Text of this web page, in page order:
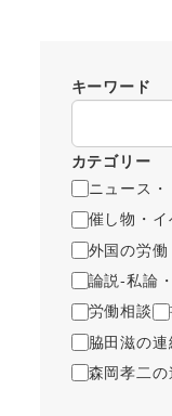
キーワード
カテゴリー
ニュース
催し物・
外国の労
論説-私論
労働相談
脇田滋の
森岡孝二